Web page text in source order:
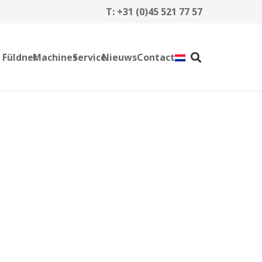
T: +31 (0)45 521 77 57
FüldnerMachinesServiceNieuwsContact